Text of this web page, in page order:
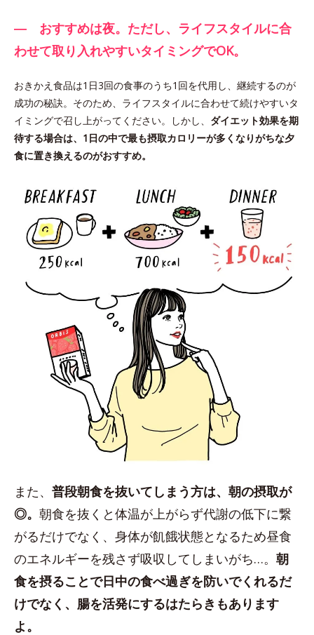
― おすすめは夜。ただし、ライフスタイルに合
わせて取り入れやすいタイミングでOK。
おきかえ食品は1日3回の食事のうち1回を代用し、継続するのが
成功の秘訣。そのため、ライフスタイルに合わせて続けやすいタ
イミングで召し上がってください。しかし、 ダイエット効果を期
待する場合は、1日の中で最も摂取カロリーが多くなりがちな夕
食に置き換えるのがおすすめ。
また、 普段朝食を抜いてしまう方は、朝の摂取が
◎。 朝食を抜くと体温が上がらず代謝の低下に繋
がるだけでなく、身体が飢餓状態となるため昼食
のエネルギーを残さず吸収してしまいがち…。 朝
食を摂ることで日中の食べ過ぎを防いでくれるだ
けでなく、腸を活発にするはたらきもあります
よ。